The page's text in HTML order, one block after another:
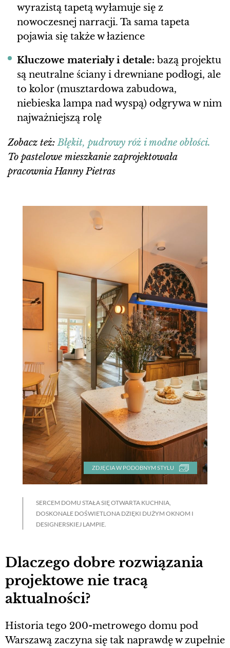
wyrazistą tapetą wyłamuje się z
nowoczesnej narracji. Ta sama tapeta
pojawia się także w łazience
Kluczowe materiały i detale: bazą projektu
są neutralne ściany i drewniane podłogi, ale
to kolor (musztardowa zabudowa,
niebieska lampa nad wyspą) odgrywa w nim
najważniejszą rolę
Zobacz też:Błękit, pudrowy róż i modne obłości.
To pastelowe mieszkanie zaprojektowała
pracownia Hanny Pietras
ZDJĘCIA W PODOBNYM STYLU
SERCEM DOMU STAŁA SIĘ OTWARTA KUCHNIA,
DOSKONALE DOŚWIETLONA DZIĘKI DUŻYM OKNOM I
DESIGNERSKIEJ LAMPIE.
Dlaczego dobre rozwiązania
projektowe nie tracą
aktualności?
Historia tego 200-metrowego domu pod
Warszawą zaczyna się tak naprawdę w zupełnie